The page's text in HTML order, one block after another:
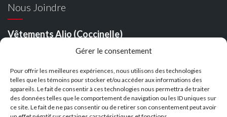
Gérer le consentement
Pour offrir les meilleures expériences, nous utilisons des technologies
telles que les témoins pour stocker et/ou accéder aux informations des
appareils. Le fait de consentir à ces technologies nous permettra de traiter
des données telles que le comportement de navigation ou les ID uniques sur
ce site. Le fait de ne pas consentir ou de retirer son consentement peut avoir
Nous Joindre
Vêtements Aljo (Coccinelle)
St-Roch de L’Achigan
Tél: 1 450 588-5880
Cell: 1 514 588-2286